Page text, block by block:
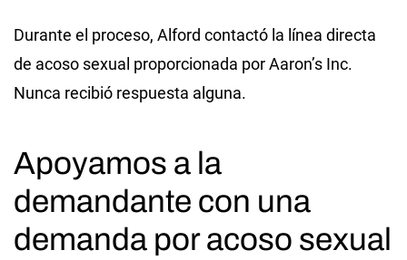
Durante el proceso, Alford contactó la línea directa
de acoso sexual proporcionada por Aaron’s Inc.
Nunca recibió respuesta alguna.
Apoyamos a la
demandante con una
demanda por acoso sexual